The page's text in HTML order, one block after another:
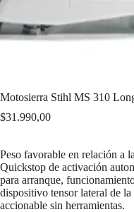
Motosierra Stihl MS 310
$31.990,00
Peso favorable en relación a
Quickstop de activación
para arranque,
dispositivo tensor lateral de
accionable sin herramientas.